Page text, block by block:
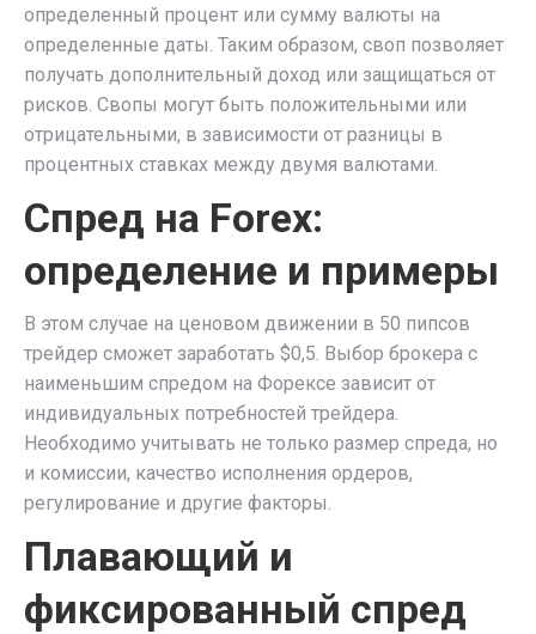
определенный процент или сумму валюты на
определенные даты. Таким образом, своп позволяет
получать дополнительный доход или защищаться от
рисков. Свопы могут быть положительными или
отрицательными, в зависимости от разницы в
процентных ставках между двумя валютами.
Спред на Forex:
определение и примеры
В этом случае на ценовом движении в 50 пипсов
трейдер сможет заработать $0,5. Выбор брокера с
наименьшим спредом на Форексе зависит от
индивидуальных потребностей трейдера.
Необходимо учитывать не только размер спреда, но
и комиссии, качество исполнения ордеров,
регулирование и другие факторы.
Плавающий и
фиксированный спред